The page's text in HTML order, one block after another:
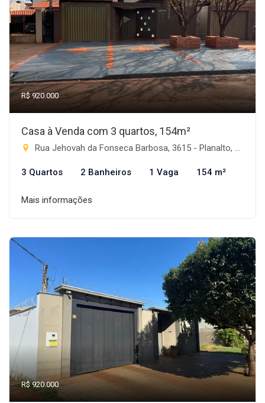
R$ 920.000
Casa à Venda com 3 quartos, 154m²
Rua Jehovah da Fonseca Barbosa, 3615 - Planalto, Rio Brilhante-MS
3 Quartos 2 Banheiros 1 Vaga 154 m²
Mais informações
R$ 920.000